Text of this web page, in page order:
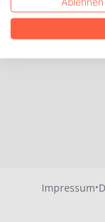
Impressum·